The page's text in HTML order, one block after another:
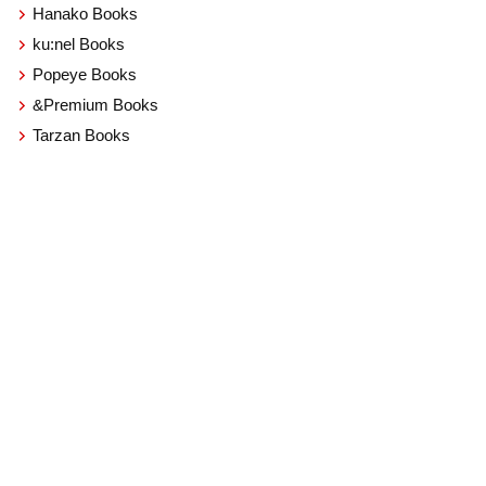
Hanako Books
ku:nel Books
Popeye Books
&Premium Books
Tarzan Books